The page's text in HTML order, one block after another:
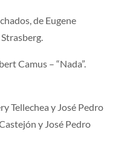
de Eugene
Camus – “Nada”.
Tellechea y José Pedro
y José Pedro